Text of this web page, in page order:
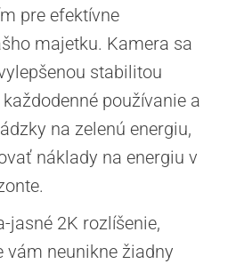
pre efektívne
majetku. Kamera sa
stabilitou
používanie a
na zelenú energiu,
náklady na energiu v
jasné 2K rozlíšenie,
vám neunikne žiadny